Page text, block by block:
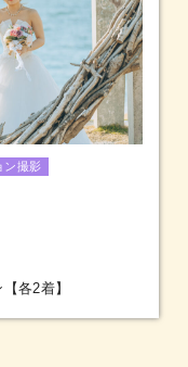
ン撮影
各2着】